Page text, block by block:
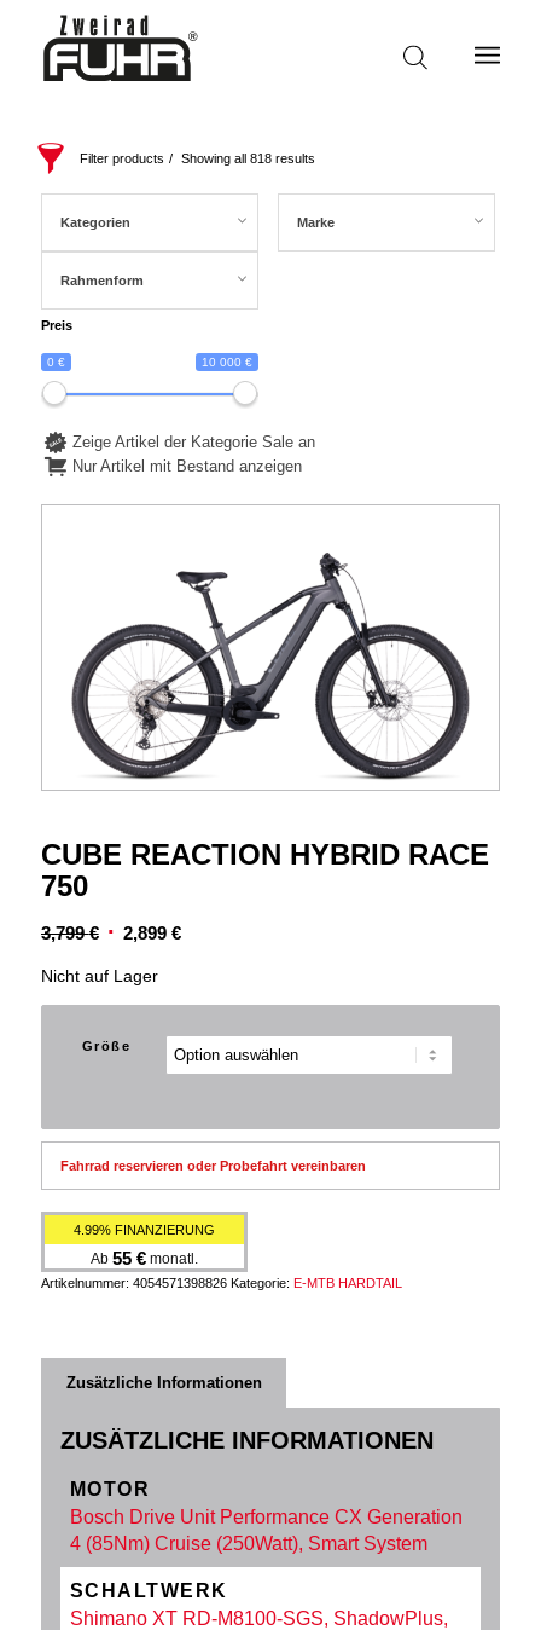
Filter products Showing all 818 results
Kategorien Marke
Rahmenform
Preis
0 € 10 000 €
Zeige Artikel der Kategorie Sale an
Nur Artikel mit Bestand anzeigen
CUBE REACTION HYBRID RACE
750
3,799€ Ursprünglicher
war:
2,899 €Aktueller
Nicht auf Lager
Größe
Fahrrad reservieren oder Probefahrt vereinbaren
4.99% FINANZIERUNG
Ab 55 €monatl.
Artikelnummer: 4054571398826 Kategorie: E-MTB HARDTAIL
Zusätzliche Informationen
ZUSÄTZLICHE INFORMATIONEN
MOTOR
Bosch Drive Unit Performance CX Generation
4 (85Nm) Cruise (250Watt), Smart System
SCHALTWERK
Shimano XT RD-M8100-SGS, ShadowPlus,